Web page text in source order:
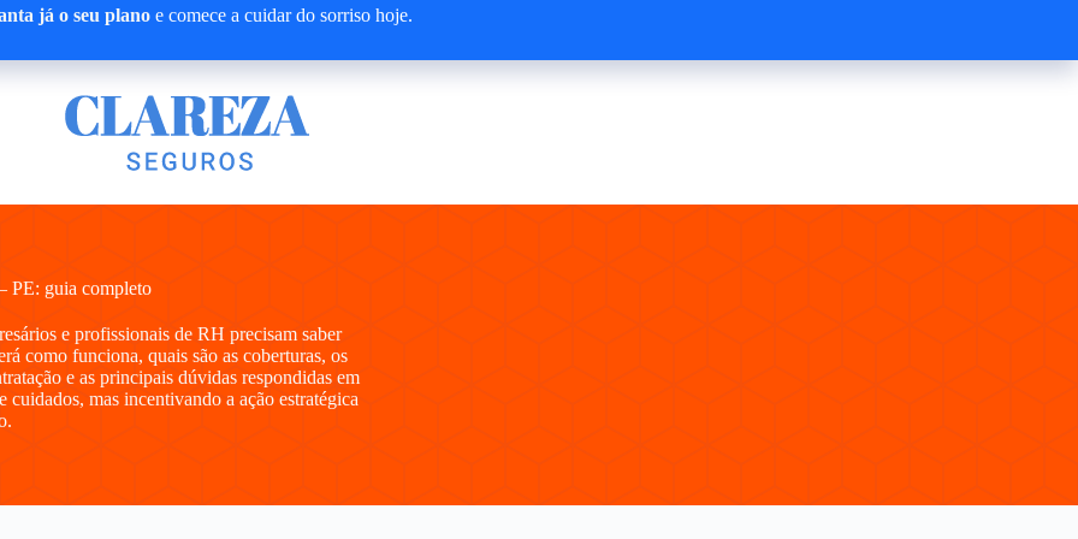
já o seu planoe comece a cuidar do sorriso hoje.
PE: guia completo
e profissionais de RH precisam saber
como funciona, quais são as coberturas, os
e as principais dúvidas respondidas em
mas incentivando a ação estratégica